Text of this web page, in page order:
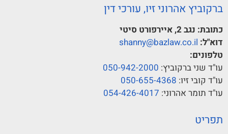
ברקוביץ אהרוני זיו, עורכי דין
כתובת: נגב 2, איירפורט סיטי
דוא"ל: shanny@bazlaw.co.il
טלפונים:
עו"ד שני ברקוביץ: 050-942-2000
עו"ד קובי זיו: 050-655-4368
עו"ד תומר אהרוני: 054-426-4017
תפריט